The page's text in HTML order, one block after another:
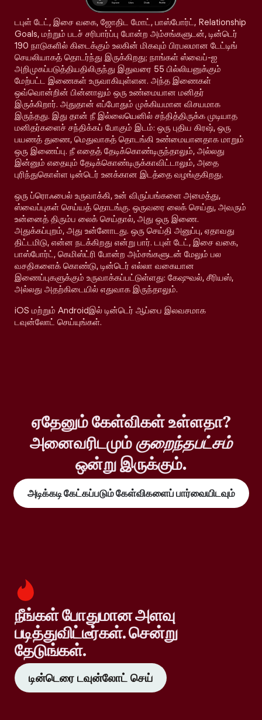
டபுள் டேட், இசை வகை, ஜோதிட மோட், பாஸ்போர்ட், Relationship
Goals, மற்றும் படச் சரிபார்ப்பு போன்ற அம்சங்களுடன், டின்டெர்
190 நாடுகளில் கிடைக்கும் உலகின் மிகவும் பிரபலமான டேட்டிங்
செயலியாகத் தொடர்ந்து இருக்கிறது; நாங்கள் ஸ்வைப்-ஐ
அறிமுகப்படுத்தியதிலிருந்து இதுவரை 55 பில்லியனுக்கும்
மேற்பட்ட இணைகள் உருவாகியுள்ளன. அந்த இணைகள்
ஒவ்வொன்றின் பின்னாலும் ஒரு உண்மையான மனிதர்
இருக்கிறார். அதுதான் எப்போதும் முக்கியமான விசயமாக
இருந்தது. இது தான் நீ இல்லையெனில் சந்தித்திருக்க முடியாத
மனிதர்களைச் சந்திக்கப் போகும் இடம்: ஒரு புதிய கிரஷ், ஒரு
பயணத் துணை, மெதுவாகத் தொடங்கி உண்மையானதாக மாறும்
ஒரு இணைப்பு. நீ எதைத் தேடிக்கொண்டிருந்தாலும், அல்லது
இன்னும் எதையும் தேடிக்கொண்டிருக்காவிட்டாலும், அதை
புரிந்துகொள்ள டின்டெர் உனக்கான இடத்தை வழங்குகிறது.
ஒரு ப்ரொஃபைல் உருவாக்கி, உன் விருப்பங்களை அமைத்து,
ஸ்வைப்புகள் செய்யத் தொடங்கு. ஒருவரை லைக் செய்து, அவரும்
உன்னைத் திரும்ப லைக் செய்தால், அது ஒரு இணை.
அதுக்கப்புறம், அது உன்னோடது. ஒரு செய்தி அனுப்பு, ஏதாவது
திட்டமிடு, என்ன நடக்கிறது என்று பார். டபுள் டேட், இசை வகை,
பாஸ்போர்ட், கெமிஸ்ட்ரி போன்ற அம்சங்களுடன் மேலும் பல
வசதிகளைக் கொண்டு, டின்டெர் எல்லா வகையான
இணைப்புகளுக்கும் உருவாக்கப்பட்டுள்ளது: கேஷுவல், சீரியஸ்,
அல்லது அதற்கிடையில் எதுவாக இருந்தாலும்.
iOS மற்றும் Androidஇல் டின்டெர் ஆப்பை இலவசமாக
டவுன்லோட் செய்யுங்கள்.
ஏதேனும் கேள்விகள் உள்ளதா?
அனைவரிடமும்குறைந்தபட்சம்
ஒன்று இருக்கும்.
அடிக்கடி கேட்கப்படும் கேள்விகளைப் பார்வையிடவும்
நீங்கள் போதுமான அளவு
படித்துவிட்டீர்கள். சென்று
தேடுங்கள்.
டின்டெரை டவுன்லோட் செய்